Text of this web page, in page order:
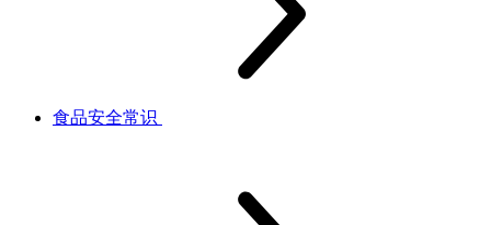
食品安全常识